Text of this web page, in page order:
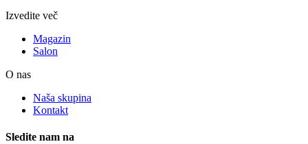
Izvedite več
Magazin
Salon
O nas
Naša skupina
Kontakt
Sledite nam na